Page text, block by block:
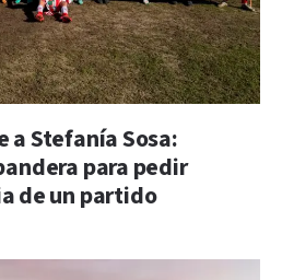
a Stefanía Sosa:
para pedir
de un partido